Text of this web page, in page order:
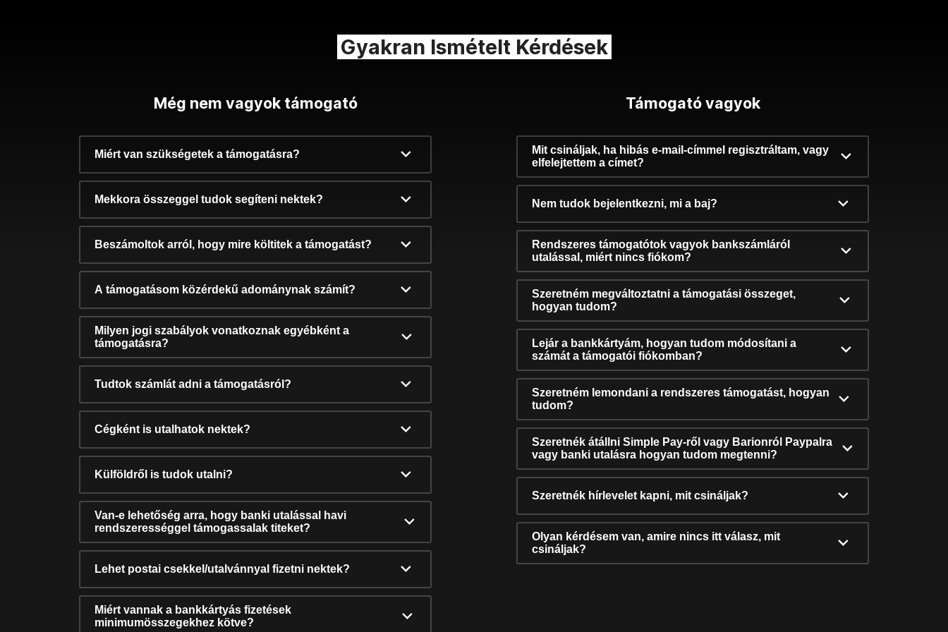
Gyakran Ismételt Kérdések
Még nem vagyok támogató
Miért van szükségetek a támogatásra?
Mekkora összeggel tudok segíteni nektek?
Beszámoltok arról, hogy mire költitek a támogatást?
A támogatásom közérdekű adománynak számít?
Milyen jogi szabályok vonatkoznak egyébként a
támogatásra?
Tudtok számlát adni a támogatásról?
Cégként is utalhatok nektek?
Külföldről is tudok utalni?
Van-e lehetőség arra, hogy banki utalással havi
rendszerességgel támogassalak titeket?
Lehet postai csekkel/utalvánnyal fizetni nektek?
Miért vannak a bankkártyás fizetések
minimumösszegekhez kötve?
Támogató vagyok
Mit csináljak, ha hibás e-mail-címmel regisztráltam, vagy
elfelejtettem a címet?
Nem tudok bejelentkezni, mi a baj?
Rendszeres támogatótok vagyok bankszámláról
utalással, miért nincs fiókom?
Szeretném megváltoztatni a támogatási összeget,
hogyan tudom?
Lejár a bankkártyám, hogyan tudom módosítani a
számát a támogatói fiókomban?
Szeretném lemondani a rendszeres támogatást, hogyan
tudom?
Szeretnék átállni Simple Pay-ről vagy Barionról Paypalra
vagy banki utalásra hogyan tudom megtenni?
Szeretnék hírlevelet kapni, mit csináljak?
Olyan kérdésem van, amire nincs itt válasz, mit
csináljak?